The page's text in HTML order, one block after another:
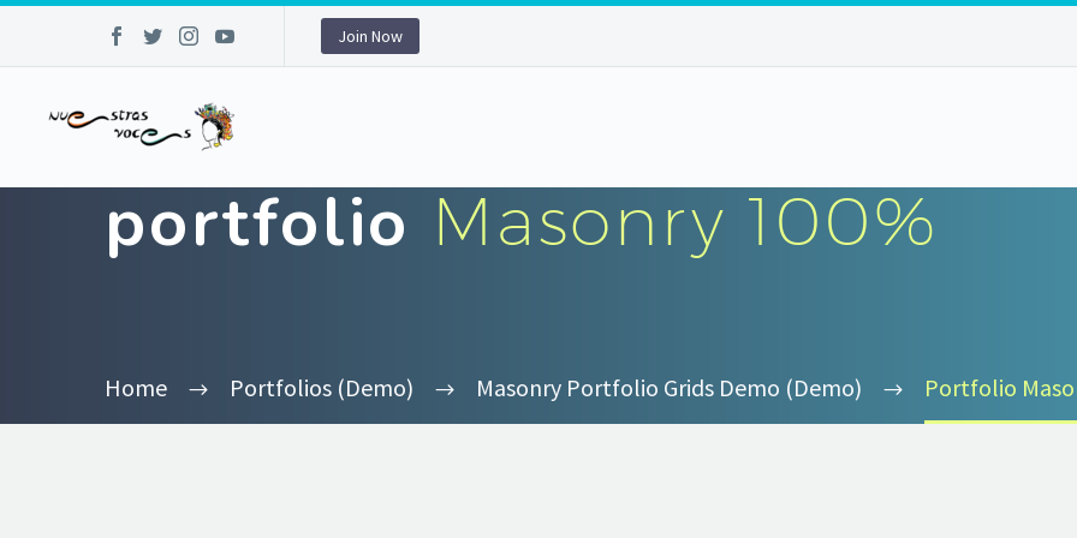
Join Now
portfolio Masonry 100%
Home Portfolios (Demo) Masonry Portfolio Grids Demo (Demo) Portfolio